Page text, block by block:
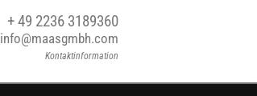
+ 49 2236 3189360
info@maasgmbh.com
Kontaktinformation